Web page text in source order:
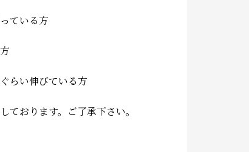
ている方
らい伸びている方
ております。ご了承下さい。